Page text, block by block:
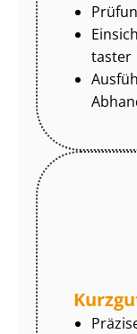
tas­ter